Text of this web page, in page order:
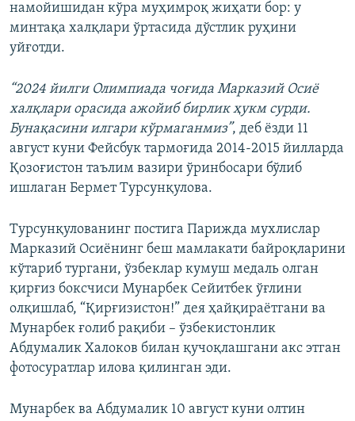
намойишидан кўра муҳимроқ жиҳати бор: у
минтақа халқлари ўртасида дўстлик руҳини
уйғотди.
“2024 йилги Олимпиада чоғида Марказий Осиё
халқлари орасида ажойиб бирлик ҳукм сурди.
Бунақасини илгари кўрмаганмиз”, деб ёзди 11
август куни Фейсбук тармоғида 2014-2015 йилларда
Қозоғистон таълим вазири ўринбосари бўлиб
ишлаган Бермет Турсунқулова.
Турсунқулованинг постига Парижда мухлислар
Марказий Осиёнинг беш мамлакати байроқларини
кўтариб тургани, ўзбеклар кумуш медаль олган
қирғиз боксчиси Мунарбек Сейитбек ўғлини
олқишлаб, “Қирғизистон!” дея ҳайқираётгани ва
Мунарбек ғолиб рақиби – ўзбекистонлик
Абдумалик Халоков билан қучоқлашгани акс этган
фотосуратлар илова қилинган эди.
Мунарбек ва Абдумалик 10 август куни олтин